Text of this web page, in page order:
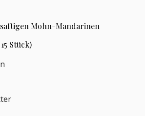
Mohn-Mandarinen
Stück)